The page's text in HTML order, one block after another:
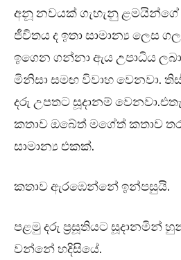
අනූ නවයක් ගැහැනු
ජීවිතය ද ඉතා සාමාන්‍ය ලෙස
ඉගෙන ගන්නා ඇය උපාධිය
මිනිසා සමඟ විවාහ වෙනවා. තිස්
දරු උපතට සූදානම්
කතාව ඔබේත් මගේත් කතාව
සාමාන්‍ය එකක්.
කතාව ඇරඹෙන්නේ ඉන්පසුයි.
පළමු දරු ප්‍රසූතියට සූදානමින්
වන්නේ හදිසියේ.